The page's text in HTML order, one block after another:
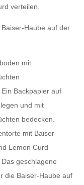
verteilen.
Haube auf der
Backpapier auf
und mit
bedecken.
geschlagene
die Baiser-Haube auf